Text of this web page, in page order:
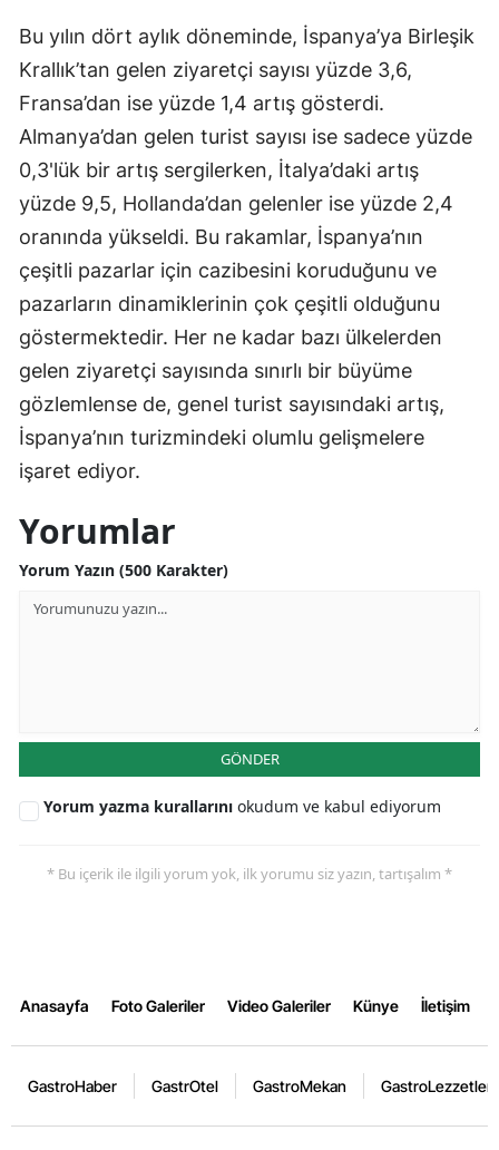
Bu yılın dört aylık döneminde, İspanya’ya Birleşik
Krallık’tan gelen ziyaretçi sayısı yüzde 3,6,
Fransa’dan ise yüzde 1,4 artış gösterdi.
Almanya’dan gelen turist sayısı ise sadece yüzde
0,3'lük bir artış sergilerken, İtalya’daki artış
yüzde 9,5, Hollanda’dan gelenler ise yüzde 2,4
oranında yükseldi. Bu rakamlar, İspanya’nın
çeşitli pazarlar için cazibesini koruduğunu ve
pazarların dinamiklerinin çok çeşitli olduğunu
göstermektedir. Her ne kadar bazı ülkelerden
gelen ziyaretçi sayısında sınırlı bir büyüme
gözlemlense de, genel turist sayısındaki artış,
İspanya’nın turizmindeki olumlu gelişmelere
işaret ediyor.
Yorumlar
Yorum Yazın (500 Karakter)
GÖNDER
Yorum yazma kurallarını okudum ve kabul ediyorum
* Bu içerik ile ilgili yorum yok, ilk yorumu siz yazın, tartışalım *
Anasayfa Foto Galeriler Video Galeriler Künye İletişim
GastroHaber GastrOtel GastroMekan GastroLezzetler